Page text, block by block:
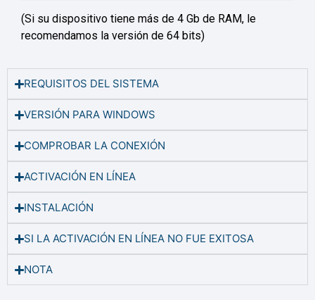
(Si su dispositivo tiene más de 4 Gb de RAM, le
recomendamos la versión de 64 bits)
REQUISITOS DEL SISTEMA
VERSIÓN PARA WINDOWS
COMPROBAR LA CONEXIÓN
ACTIVACIÓN EN LÍNEA
INSTALACIÓN
SI LA ACTIVACIÓN EN LÍNEA NO FUE EXITOSA
NOTA